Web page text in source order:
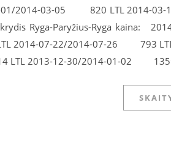
01/2014-03-05 820 LTL 2014-
Ryga-Paryžius-Ryga kaina:
2014-07-22/2014-07-26 793 LTL
2013-12-30/2014-01-02 1359